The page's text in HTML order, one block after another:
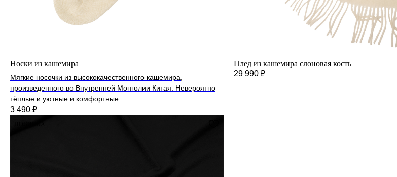
Носки из кашемира
Мягкие носочки из высококачественного кашемира,
произведенного во Внутренней Монголии Китая. Невероятно
тёплые и уютные и комфортные.
3 490 ₽
Плед из кашемира слоновая кость
29 990 ₽